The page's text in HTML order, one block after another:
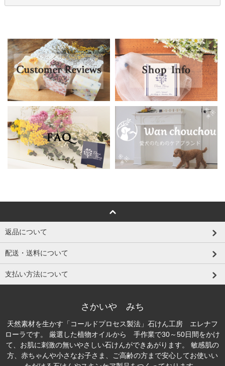
返品について
配送・送料について
支払い方法について
さかいや みち
天然素材を生かす「コールドプロセス製法」石けん工房 エレナフ
ローラです。 厳選した植物オイルから 手作業で30～50日間をかけ
て、お肌に刺激の無いやさしい石けんができあがります。 敏感肌の
方、赤ちゃんや小さなお子さま、ご高齢の方まで安心してお使いい